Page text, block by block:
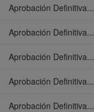
Aprobación Definitiva...
Aprobación Definitiva...
Aprobación Definitiva...
Aprobación Definitiva...
Aprobación Definitiva...